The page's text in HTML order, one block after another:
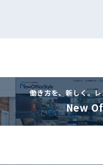
働き方を、新しく。
New